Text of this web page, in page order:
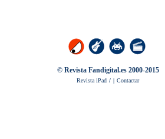
© Revista Fandigital.es 2000-2015
Revista iPad / | Contactar